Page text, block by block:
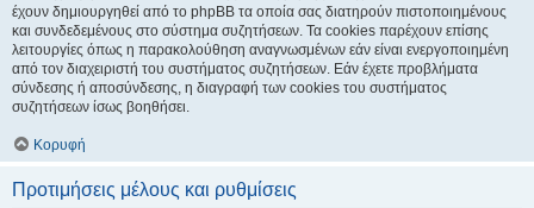
έχουν δημιουργηθεί από το phpBB τα οποία σας διατηρούν πιστοποιημένους
και συνδεδεμένους στο σύστημα συζητήσεων. Τα cookies παρέχουν επίσης
λειτουργίες όπως η παρακολούθηση αναγνωσμένων εάν είναι ενεργοποιημένη
από τον διαχειριστή του συστήματος συζητήσεων. Εάν έχετε προβλήματα
σύνδεσης ή αποσύνδεσης, η διαγραφή των cookies του συστήματος
συζητήσεων ίσως βοηθήσει.
Κορυφή
Προτιμήσεις μέλους και ρυθμίσεις